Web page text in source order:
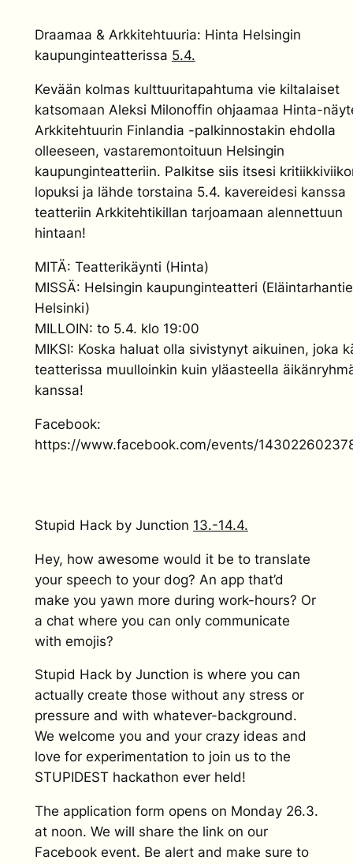
Draamaa & Arkkitehtuuria: Hinta Helsingin
kaupunginteatterissa 5.4.
Kevään kolmas kulttuuritapahtuma vie kiltalaiset
katsomaan Aleksi Milonoffin ohjaamaa Hinta-
Arkkitehtuurin Finlandia -palkinnostakin ehdolla
olleeseen, vastaremontoituun Helsingin
kaupunginteatteriin. Palkitse siis itsesi
lopuksi ja lähde torstaina 5.4. kavereidesi kanssa
teatteriin Arkkitehtikillan tarjoamaan alennettuun
hintaan!
MITÄ: Teatterikäynti (Hinta)
MISSÄ: Helsingin kaupunginteatteri
Helsinki)
MILLOIN: to 5.4. klo 19:00
MIKSI: Koska haluat olla sivistynyt aikuinen, joka
teatterissa muulloinkin kuin yläasteella
kanssa!
Facebook:
https://www.facebook.com/events/
Stupid Hack by Junction 13.-14.4.
Hey, how awesome would it be to translate
your speech to your dog? An app that’d
make you yawn more during work-hours? Or
a chat where you can only communicate
with emojis?
Stupid Hack by Junction is where you can
actually create those without any stress or
pressure and with whatever-background.
We welcome you and your crazy ideas and
love for experimentation to join us to the
STUPIDEST hackathon ever held!
The application form opens on Monday 26.3.
at noon. We will share the link on our
Facebook event. Be alert and make sure to